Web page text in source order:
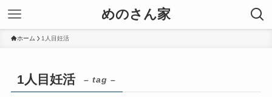
めのさん家
ホーム 1人目妊活
1人目妊活 – tag –